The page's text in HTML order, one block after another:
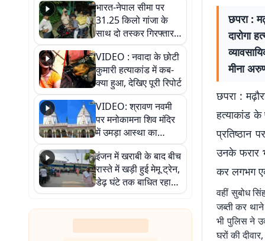
भारत-नेपाल सीमा पर
31.25 किलो गांजा के
साथ दो तस्कर गिरफ्तार,
नेपाली नंबर की बाइक
जब्त
VIDEO : नवादा के छोटी
कुमारी हत्याकांड में कब-
क्या हुआ, देखिए पूरी रिपोर्ट
VIDEO: श्रावण नवमी
पर मनोकामना शिव मंदिर
में उमड़ा आस्था का
सैलाब, हर-हर महादेव के
जयघोष से गूंजा परिसर
इंजन में खराबी के बाद बीच
रास्ते में खड़ी हुई मेमू ट्रेन,
डेढ़ घंटे तक बाधित रहा
आवागमन
छपरा :
दारोगा
मीना
छपरा :
हत्याकांड
प्रतिष्ठान
उनके फरार
कर लगभग
वहीं सुबोध
जब्ती कर थाने
भी पुलिस ने
घरों की